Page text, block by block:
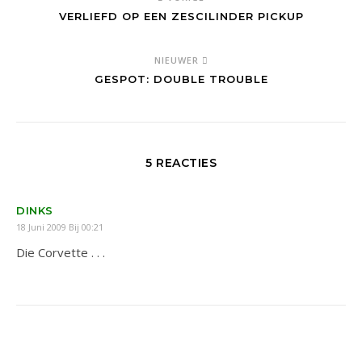
VERLIEFD OP EEN ZESCILINDER PICKUP
NIEUWER
GESPOT: DOUBLE TROUBLE
5 REACTIES
DINKS
18 Juni 2009 Bij 00:21
Die Corvette . . .